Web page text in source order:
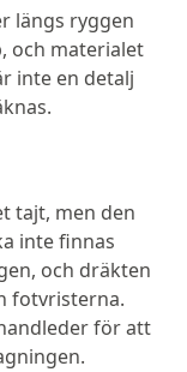
längs ryggen
och materialet
inte en detalj
tajt, men den
inte finnas
och dräkten
fotvristerna.
för att